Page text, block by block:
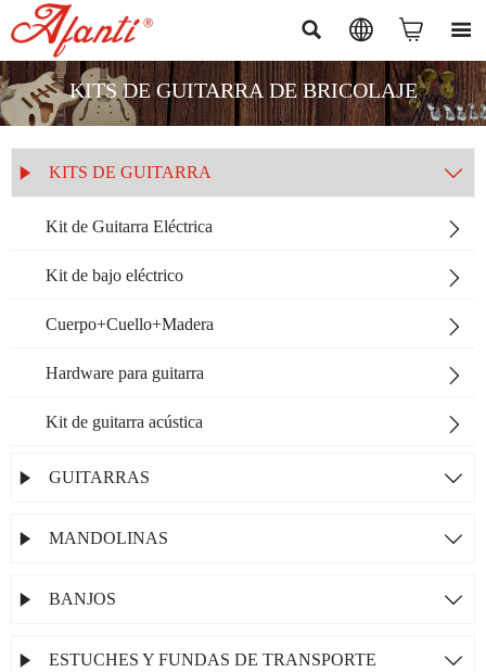
   
KITS DE GUITARRA DE BRICOLAJE
 KITS DE GUITARRA 
Kit de Guitarra Eléctrica 
Kit de bajo eléctrico 
Cuerpo+Cuello+Madera 
Hardware para guitarra 
Kit de guitarra acústica 
 GUITARRAS 
 MANDOLINAS 
 BANJOS 
 ESTUCHES Y FUNDAS DE TRANSPORTE 